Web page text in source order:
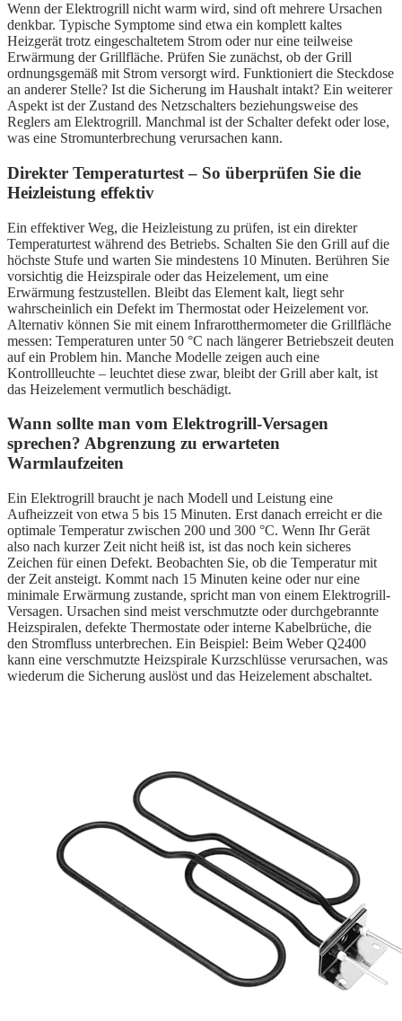
Wenn der Elektrogrill nicht warm wird, sind oft mehrere Ursachen
denkbar. Typische Symptome sind etwa ein komplett kaltes
Heizgerät trotz eingeschaltetem Strom oder nur eine teilweise
Erwärmung der Grillfläche. Prüfen Sie zunächst, ob der Grill
ordnungsgemäß mit Strom versorgt wird. Funktioniert die Steckdose
an anderer Stelle? Ist die Sicherung im Haushalt intakt? Ein weiterer
Aspekt ist der Zustand des Netzschalters beziehungsweise des
Reglers am Elektrogrill. Manchmal ist der Schalter defekt oder lose,
was eine Stromunterbrechung verursachen kann.
Direkter Temperaturtest – So überprüfen Sie die
Heizleistung effektiv
Ein effektiver Weg, die Heizleistung zu prüfen, ist ein direkter
Temperaturtest während des Betriebs. Schalten Sie den Grill auf die
höchste Stufe und warten Sie mindestens 10 Minuten. Berühren Sie
vorsichtig die Heizspirale oder das Heizelement, um eine
Erwärmung festzustellen. Bleibt das Element kalt, liegt sehr
wahrscheinlich ein Defekt im Thermostat oder Heizelement vor.
Alternativ können Sie mit einem Infrarotthermometer die Grillfläche
messen: Temperaturen unter 50 °C nach längerer Betriebszeit deuten
auf ein Problem hin. Manche Modelle zeigen auch eine
Kontrollleuchte – leuchtet diese zwar, bleibt der Grill aber kalt, ist
das Heizelement vermutlich beschädigt.
Wann sollte man vom Elektrogrill-Versagen
sprechen? Abgrenzung zu erwarteten
Warmlaufzeiten
Ein Elektrogrill braucht je nach Modell und Leistung eine
Aufheizzeit von etwa 5 bis 15 Minuten. Erst danach erreicht er die
optimale Temperatur zwischen 200 und 300 °C. Wenn Ihr Gerät
also nach kurzer Zeit nicht heiß ist, ist das noch kein sicheres
Zeichen für einen Defekt. Beobachten Sie, ob die Temperatur mit
der Zeit ansteigt. Kommt nach 15 Minuten keine oder nur eine
minimale Erwärmung zustande, spricht man von einem Elektrogrill-
Versagen. Ursachen sind meist verschmutzte oder durchgebrannte
Heizspiralen, defekte Thermostate oder interne Kabelbrüche, die
den Stromfluss unterbrechen. Ein Beispiel: Beim Weber Q2400
kann eine verschmutzte Heizspirale Kurzschlüsse verursachen, was
wiederum die Sicherung auslöst und das Heizelement abschaltet.